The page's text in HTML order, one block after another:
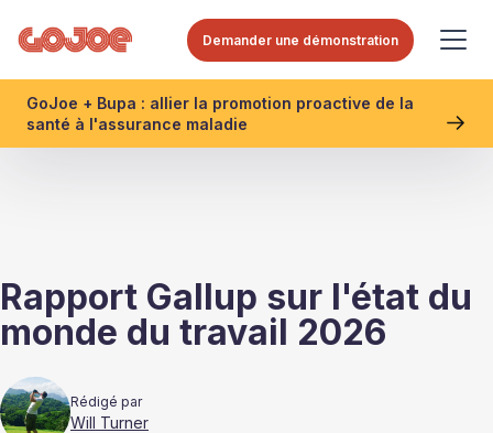
Demander une démonstration
GoJoe + Bupa : allier la promotion proactive de la
santé à l'assurance maladie
Rapport Gallup sur l'état du
monde du travail 2026
Rédigé par
Will Turner